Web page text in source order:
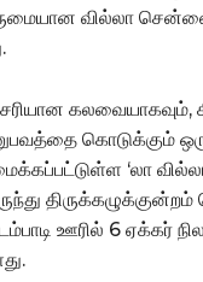
வில்லா
கலவையாகவும்,
கொடுக்கும்
‘லா
ஊரில் 6 ஏக்கர்